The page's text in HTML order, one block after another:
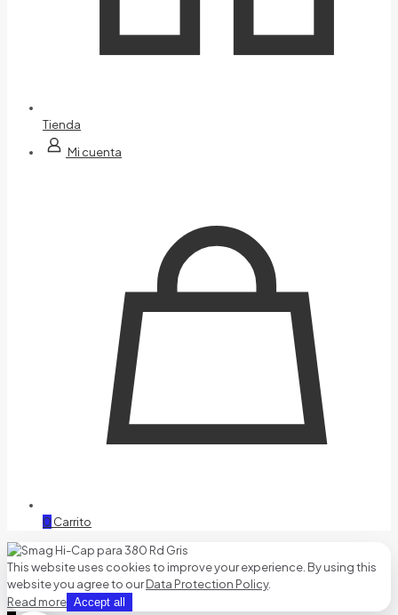
Tienda
Mi cuenta
0 Carrito
This website uses cookies to improve your experience. By using this
website you agree to ourData Protection Policy.
Read more Accept all